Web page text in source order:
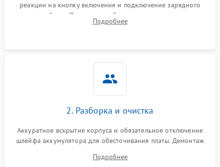
реакции на кнопку включения и подключение зарядного
устройства. Оценка потребления тока с помощью
лабораторного блока питания для локализации проблемы.
Подробнее
2. Разборка и очистка
Аккуратное вскрытие корпуса и обязательное отключение
шлейфа аккумулятора для обесточивания платы. Демонтаж
высохшей термопасты с кристаллов чипов.
Подробнее